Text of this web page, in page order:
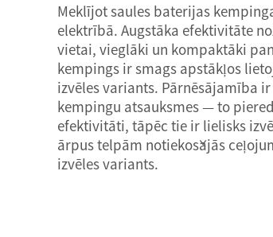
Meklījot saules baterijas
elektrībā. Augstāka efektivitāte
vietai, vieglāki un kompaktāki
kempings ir smags apstākļos
izvēles variants. Pārnēsājamība
kempingu atsauksmes — to
efektivitāti, tāpēc tie ir lielisks
ārpus telpām notiekošajās
izvēles variants.